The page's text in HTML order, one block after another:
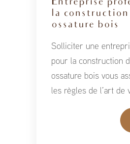
la construction
ossature bois
Solliciter une
pour la construction
ossature bois vous
les règles de l’art de